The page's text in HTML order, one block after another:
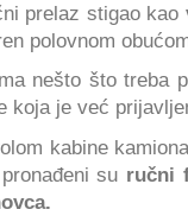
prelaz stigao kao
polovnom
nešto što treba
koja je već
kabine
su ručni